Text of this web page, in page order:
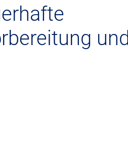
und